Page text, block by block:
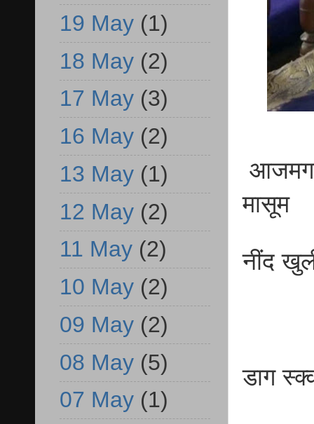
मासूम
नींद
डाग
19 May (1)
18 May (2)
17 May (3)
16 May (2)
13 May (1)
12 May (2)
11 May (2)
10 May (2)
09 May (2)
08 May (5)
07 May (1)